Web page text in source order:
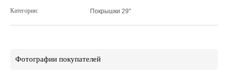
Категории: Покрышки 29"
Фотографии покупателей